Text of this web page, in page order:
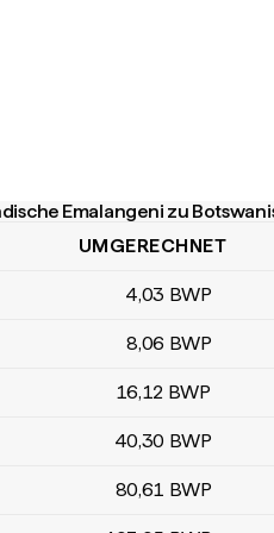
Emalangeni zu
Emalangeni zu
UMGERECHNET
4,03 BWP
8,06 BWP
16,12 BWP
40,30 BWP
80,61 BWP